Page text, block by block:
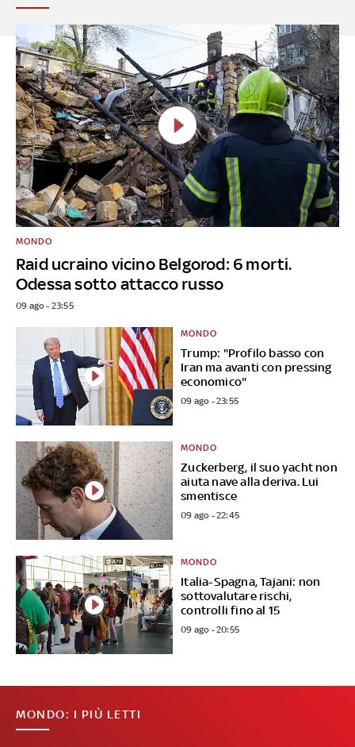
Raid ucraino vicino Belgorod: 6 morti.
Odessa sotto attacco russo
MONDO
09 ago - 23:55
Trump: "Profilo basso con
Iran ma avanti con pressing
economico"
MONDO
09 ago - 23:55
Zuckerberg, il suo yacht non
aiuta nave alla deriva. Lui
smentisce
MONDO
09 ago - 22:45
Italia-Spagna, Tajani: non
sottovalutare rischi,
controlli fino al 15
MONDO
09 ago - 20:55
MONDO: I PIÙ LETTI